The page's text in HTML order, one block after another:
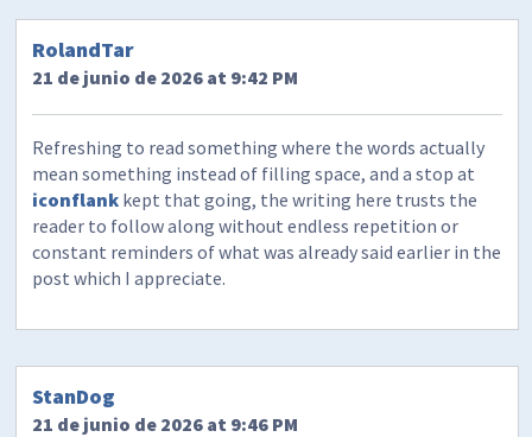
RolandTar
21 de junio de 2026 at 9:42 PM
Refreshing to read something where the words actually
mean something instead of filling space, and a stop at
iconflank kept that going, the writing here trusts the
reader to follow along without endless repetition or
constant reminders of what was already said earlier in the
post which I appreciate.
StanDog
21 de junio de 2026 at 9:46 PM